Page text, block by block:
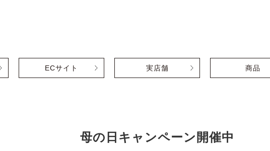
ECサイト 実店舗 商品
母の日キャンペーン開催中